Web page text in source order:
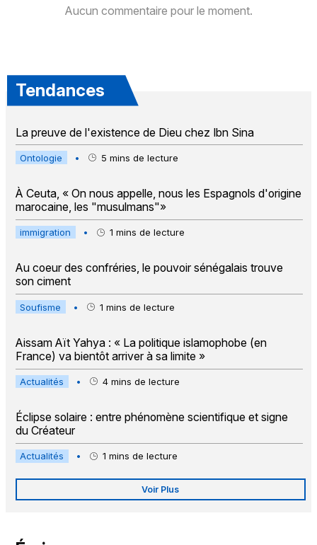
Aucun commentaire pour le moment.
Tendances
La preuve de l'existence de Dieu chez Ibn Sina
Ontologie • 5 mins de lecture
À Ceuta, « On nous appelle, nous les Espagnols d'origine
marocaine, les "musulmans"»
immigration • 1 mins de lecture
Au coeur des confréries, le pouvoir sénégalais trouve
son ciment
Soufisme • 1 mins de lecture
Aissam Aït Yahya : « La politique islamophobe (en
France) va bientôt arriver à sa limite »
Actualités • 4 mins de lecture
Éclipse solaire : entre phénomène scientifique et signe
du Créateur
Actualités • 1 mins de lecture
Voir Plus